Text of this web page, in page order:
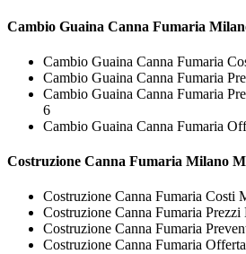
Cambio Guaina Canna Fumaria
Cambio Guaina Canna Fumaria
Cambio Guaina Canna Fumaria
Cambio Guaina Canna Fumaria
6
Cambio Guaina Canna Fumaria
Costruzione Canna Fumaria Milano
Costruzione Canna Fumaria Costi
Costruzione Canna Fumaria
Costruzione Canna Fumaria
Costruzione Canna Fumaria